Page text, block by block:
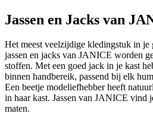
Jassen en Jacks van
Het meest veelzijdige kledingstuk in je
jassen en jacks van JANICE worden
stoffen. Met een goed jack in je kast
binnen handbereik, passend bij elk
Een beetje modeliefhebber heeft
in haar kast. Jassen van JANICE vind
maten.